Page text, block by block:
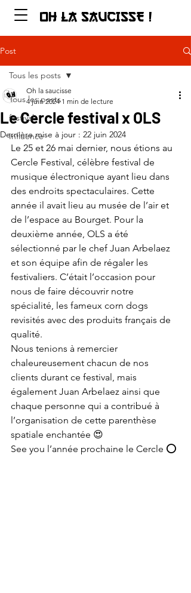
OH LA SAUCISSE !
Post
Tous les posts
festival
Influence
Tous les posts
Le Cercle festival x OLS
Oh la saucisse
4 juin 2024 1 min de lecture
Dernière mise à jour : 22 juin 2024
Le 25 et 26 mai dernier, nous étions au
Cercle Festival, célèbre festival de
musique électronique ayant lieu dans
des endroits spectaculaires. Cette
année il avait lieu au musée de l’air et
de l’espace au Bourget. Pour la
deuxième année, OLS a été
sélectionné par le chef Juan Arbelaez
et son équipe afin de régaler les
festivaliers. C’était l’occasion pour
nous de faire découvrir notre
spécialité, les fameux corn dogs
revisités avec des produits français de
qualité.
Nous tenions à remercier
chaleureusement chacun de nos
clients durant ce festival, mais
également Juan Arbelaez ainsi que
chaque personne qui a contribué à
l’organisation de cette parenthèse
spatiale enchantée 😍
See you l’année prochaine le Cercle ⭕️